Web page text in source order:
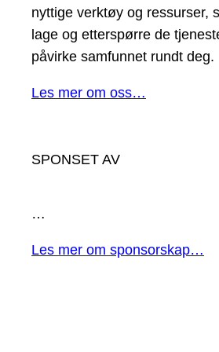
nyttige verktøy og ressurser,
lage og etterspørre de
påvirke samfunnet rundt deg.
Les mer om oss…
SPONSET AV
…
Les mer om sponsorskap…